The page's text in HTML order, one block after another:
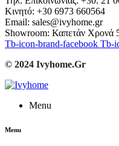
Κινητό: +30 6973 660564
Email: sales@ivyhome.gr
Showroom: Καπετάν Χρονά
Tb-icon-brand-facebook Tb-
© 2024 Ivyhome.Gr
Menu
Menu